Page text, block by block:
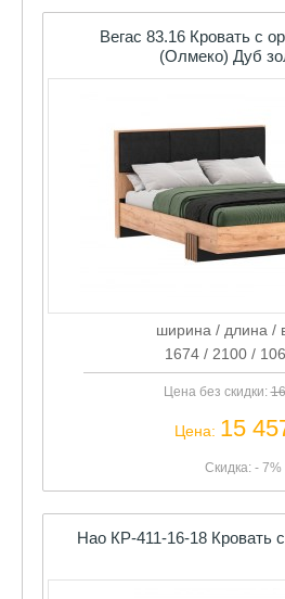
Вегас 83.16 Кровать с
(Олмеко) Дуб
ширина / длина /
1674 / 2100 /
Цена без скидки:
Цена: 15
Скидка: - 7%
Нао КР-411-16-18 Кровать